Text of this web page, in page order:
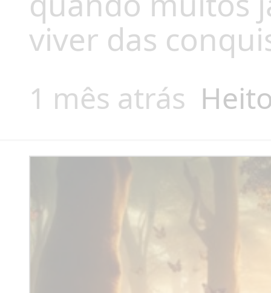
viver das
1 mês atrás